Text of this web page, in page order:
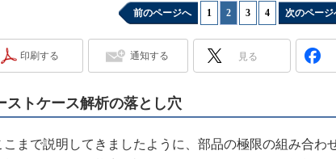
マイコン講座
Q&Aで学ぶマイコン講座
高速シリアル伝送技術講座
アナログ設計のきほん／ADCとノイ
めざせ高効率！ モーター駆動入門講
前のページへ 1 2 3 4 次のページ
印刷する 通知する 見る
ストケース解析の落とし穴
まで説明してきましたように、部品の極限の組み合わ